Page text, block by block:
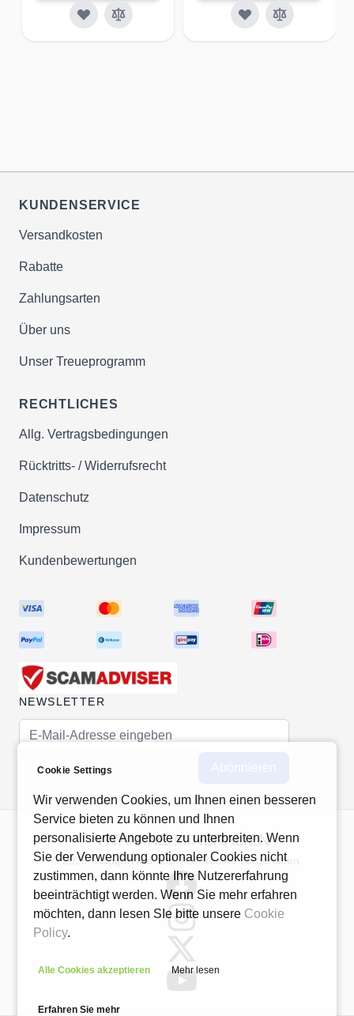
KUNDENSERVICE
Versandkosten
Rabatte
Zahlungsarten
Über uns
Unser Treueprogramm
RECHTLICHES
Allg. Vertragsbedingungen
Rücktritts- / Widerrufsrecht
Datenschutz
Impressum
Kundenbewertungen
NEWSLETTER
E-Mail-Adresse
VITAMINE-MINERALIEN
© 2026 Octagon Ind. Ltd. Alle Rechte vorbehalten.
Cookie Settings
Wir verwenden Cookies, um Ihnen einen besseren
Service bieten zu können und Ihnen
personalisierte Angebote zu unterbreiten. Wenn
Sie der Verwendung optionaler Cookies nicht
zustimmen, dann könnte Ihre Nutzererfahrung
beeinträchtigt werden. Wenn Sie mehr erfahren
möchten, dann lesen SIe bitte unsere Cookie
Policy.
Alle Cookies akzeptieren Mehr lesen
Erfahren Sie mehr